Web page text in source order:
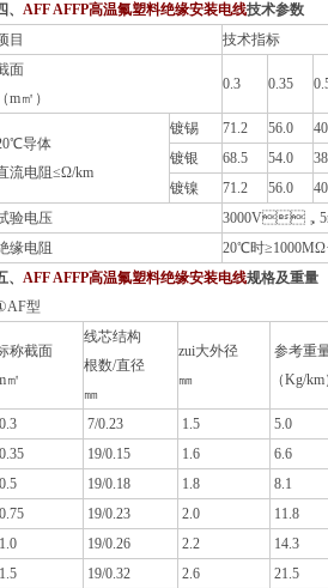
、 AFF AFFP高温氟塑料绝缘安装电线技术参数
目
技术指标
面
m㎡）
0.3 0.35
导体
流电阻≤Ω/km
镀锡 71.2 56.0
镀银
68.5 54.0
镀镍
71.2 56.0
验电压
3000V，
缘电阻
20℃时
、 AFF AFFP高温氟塑料绝缘安装电线规格及重量
型
称截面
㎡
线芯结构
根数/直径
㎜
zui大外径
㎜
参考重
（Kg/km
7/0.23 1.5 5.0
19/0.15 1.6 6.6
19/0.18 1.8 8.1
19/0.23 2.0 11.8
19/0.26 2.2 14.3
19/0.32 2.6 21.5